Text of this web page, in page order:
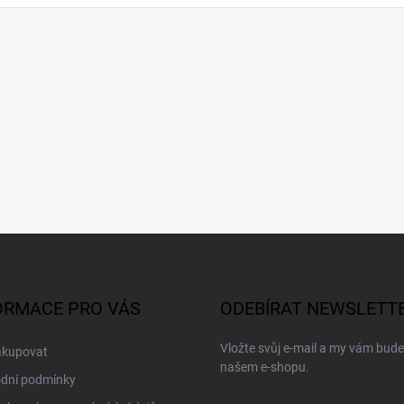
PRO VÁS
podmínky
ODEBÍRAT
Vložte svůj e-mail a my vám
našem e-shopu.